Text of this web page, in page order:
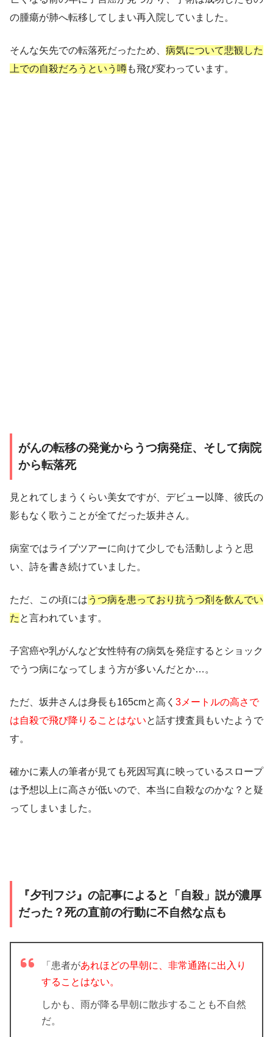
の腫瘍が肺へ転移 してしまい再入院していました。
そんな矢先での転落死だったため、 病気について悲観した
上での自殺だろうという噂も飛び変わっています。
がんの転移の発覚からうつ病発症、そして病院
から転落死
見とれてしまうくらい美女ですが、デビュー以降、 彼氏の
影もなく歌うことが全てだった坂井さん。
病室ではライブツアーに向けて少しでも活動しようと思
い、詩を書き続けていました。
ただ、この頃には うつ病を患っており抗うつ剤を飲んでい
た と言われています。
子宮癌や乳がんなど女性特有の病気を発症するとショック
でうつ病になってしまう方が多いんだとか…。
ただ、坂井さんは身長も165cmと高く 3メートルの高さで
は自殺で飛び降りることはないと話す捜査員もいたようで
す。
確かに素人の筆者が見ても死因写真に映っているスロープ
は予想以上に高さが低いので、 本当に自殺なのかな？ と疑
ってしまいました。
『夕刊フジ』の記事によると「自殺」説が濃厚
だった？死の直前の行動に不自然な点も
「患者があれほどの早朝に、非常通路に出入り
することはない。
しかも、 雨が降る早朝に散歩することも不自然
だ。